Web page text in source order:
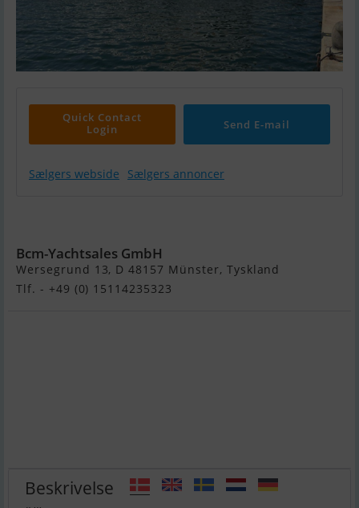
Quick Contact
Login
Send E-mail
Sælgers webside Sælgers annoncer
Bcm-Yachtsales GmbH
Wersegrund 13, D 48157 Münster, Tyskland
Tlf. - +49 (0) 15114235323
Beskrivelse